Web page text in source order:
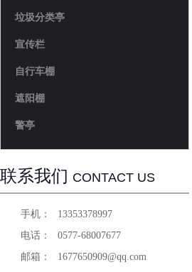
垃圾分类亭
宣传栏
自行车棚
遮阳棚
警亭
联系我们 CONTACT US
手机：
13353378997
电话：
0577-68007677
邮箱：
1677650909@qq.com